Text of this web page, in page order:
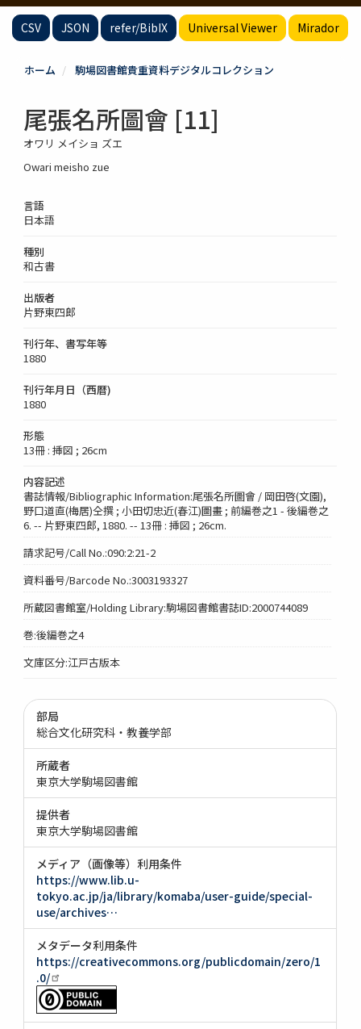
CSV JSON refer/BibIX Universal Viewer Mirador
ホーム 駒場図書館貴重資料デジタルコレクション
尾張名所圖會 [11]
オワリ メイショ ズエ
Owari meisho zue
言語
日本語
種別
和古書
出版者
片野東四郎
刊行年、書写年等
1880
刊行年月日（西暦)
1880
形態
13冊 : 挿図 ; 26cm
内容記述
書誌情報/Bibliographic Information:尾張名所圖會 / 岡田啓(文園),
野口道直(梅居)仝撰 ; 小田切忠近(春江)圖畫 ; 前編巻之1 - 後編巻之
6. -- 片野東四郎, 1880. -- 13冊 : 挿図 ; 26cm.
請求記号/Call No.:090:2:21-2
資料番号/Barcode No.:3003193327
所蔵図書館室/Holding Library:駒場図書館書誌ID:2000744089
巻:後編巻之4
文庫区分:江戸古版本
部局
総合文化研究科・教養学部
所蔵者
東京大学駒場図書館
提供者
東京大学駒場図書館
メディア（画像等）利用条件
https://www.lib.u-
tokyo.ac.jp/ja/library/komaba/user-guide/special-
use/archives…
メタデータ利用条件
https://creativecommons.org/publicdomain/zero/1
.0/